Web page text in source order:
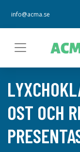
info@acma.se
OST OCH